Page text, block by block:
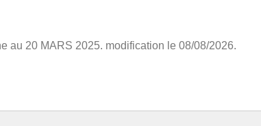
au 20 MARS 2025. modification le 08/08/2026.